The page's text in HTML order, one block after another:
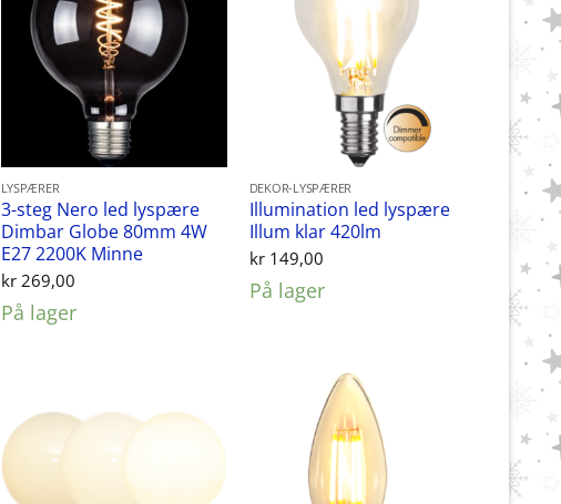
LYSPÆRER
3-steg Nero led lyspære
Dimbar Globe 80mm 4W
E27 2200K Minne
kr269,00
På lager
DEKOR-LYSPÆRER
Illumination led lyspære
Illum klar 420lm
kr149,00
På lager